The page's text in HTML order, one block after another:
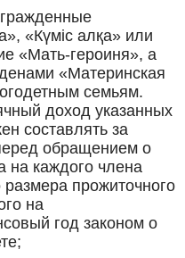
«Күміс алқа» или
«Мать-героиня», а
«Материнская
семьям.
доход указанных
составлять за
обращением о
на каждого члена
прожиточного
на
год законом о